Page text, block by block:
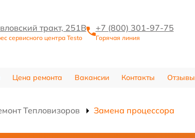
тракт, 251В
сервисного центра Testo
+7 (800) 301-97-75
Горячая линия
Цена ремонта Вакансии Контакты Отзывы
Тепловизоров Замена процессора